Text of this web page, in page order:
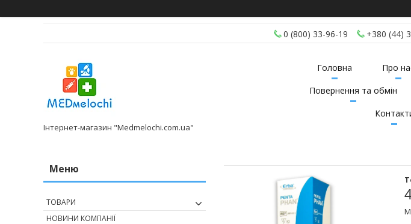
0 (800) 33-96-19 +380 (44)
Інтернет-магазин "Medmelochi.com.ua"
Головна Про
Повернення та обмін
ТОВАРИ
НОВИНИ КОМПАНІЇ